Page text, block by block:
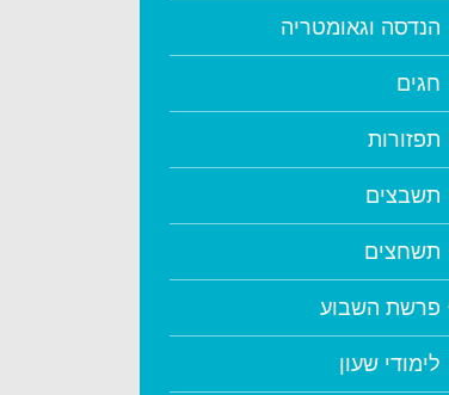
הנדסה וגאומטריה
חגים
תפזורות
תשבצים
תשחצים
פרשת השבוע
לימודי שעון